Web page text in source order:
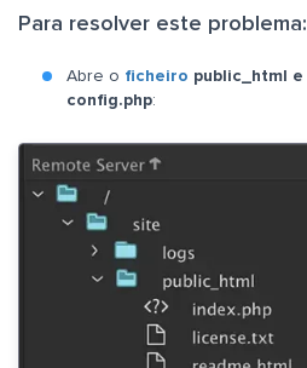
Para resolver este problema:
Abre o ficheiro public_html e
config.php: